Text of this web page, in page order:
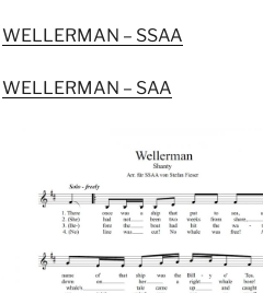
WELLERMAN – SSAA
WELLERMAN – SAA